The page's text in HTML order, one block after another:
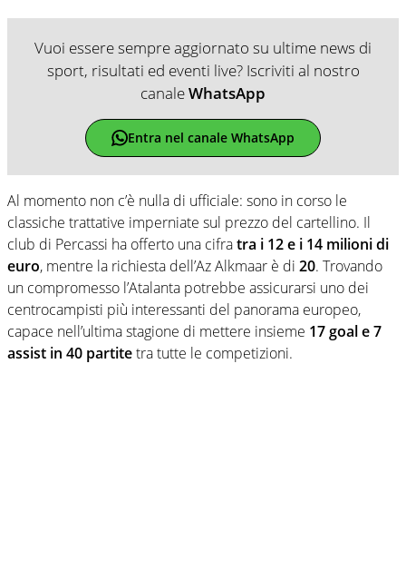
Vuoi essere sempre aggiornato su ultime news di
sport, risultati ed eventi live? Iscriviti al nostro
canaleWhatsApp
Entra nel canale WhatsApp
Al momento non c’è nulla di ufficiale: sono in corso le
classiche trattative imperniate sul prezzo del cartellino. Il
club di Percassi ha offerto una cifratra i 12 e i 14 milioni di
euro, mentre la richiesta dell’Az Alkmaar è di 20. Trovando
un compromesso l’Atalanta potrebbe assicurarsi uno dei
centrocampisti più interessanti del panorama europeo,
capace nell’ultima stagione di mettere insieme 17 goal e 7
assist in 40 partitetra tutte le competizioni.